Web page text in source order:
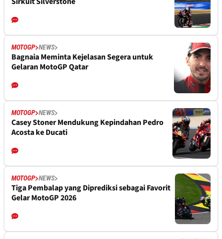
MOTOGP NEWS
Bagnaia Meminta Kejelasan Segera untuk
Gelaran MotoGP Qatar
MOTOGP NEWS
Casey Stoner Mendukung Kepindahan Pedro
Acosta ke Ducati
MOTOGP NEWS
Tiga Pembalap yang Diprediksi sebagai Favorit
Gelar MotoGP 2026